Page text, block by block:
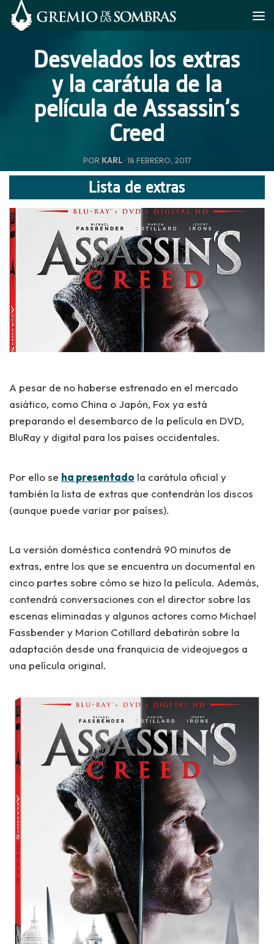
Saltar al contenido
Desvelados los extras
y la carátula de la
película de Assassin’s
Creed
POR KARL ·18 FEBRERO, 2017
Lista de extras
A pesar de no haberse estrenado en el mercado
asiático, como China o Japón, Fox ya está
preparando el desembarco de la película en DVD,
BluRay y digital para los países occidentales.
Por ello se ha presentado la carátula oficial y
también la lista de extras que contendrán los discos
(aunque puede variar por países).
La versión doméstica contendrá 90 minutos de
extras, entre los que se encuentra un documental en
cinco partes sobre cómo se hizo la película. Además,
contendrá conversaciones con el director sobre las
escenas eliminadas y algunos actores como Michael
Fassbender y Marion Cotillard debatirán sobre la
adaptación desde una franquicia de videojuegos a
una película original.